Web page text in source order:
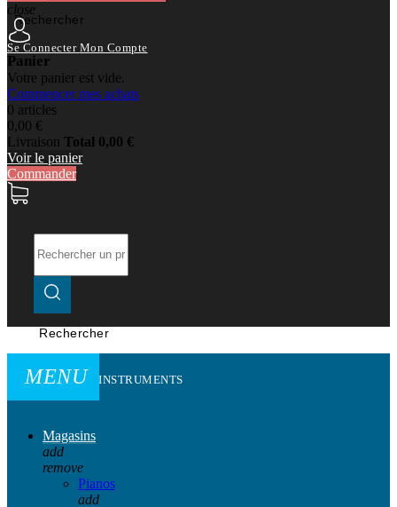
Rechercher
close
Se Connecter Mon Compte
Panier
Votre panier est vide.
Commencer mes achats
0 articles
0,00 €
Livraison Total 0,00 €
Voir le panier
Commander
Rechercher
MENU INSTRUMENTS
Magasins
add
remove
Pianos
add